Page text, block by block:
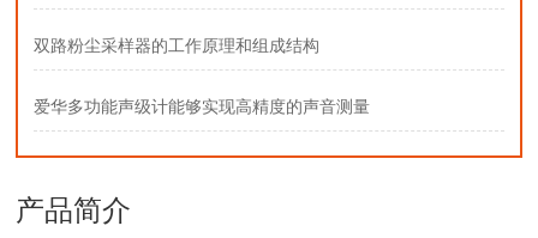
双路粉尘采样器的工作原理和组成结构
爱华多功能声级计能够实现高精度的声音测量
产品简介